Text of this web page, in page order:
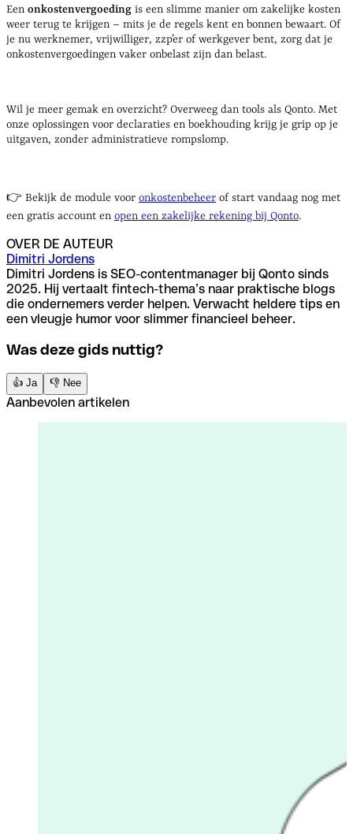
Een onkostenvergoeding is een slimme manier om zakelijke kosten
weer terug te krijgen – mits je de regels kent en bonnen bewaart. Of
je nu werknemer, vrijwilliger, zzp’er of werkgever bent, zorg dat je
onkostenvergoedingen vaker onbelast zijn dan belast.
Wil je meer gemak en overzicht? Overweeg dan tools als Qonto. Met
onze oplossingen voor declaraties en boekhouding krijg je grip op je
uitgaven, zonder administratieve rompslomp.
👉 Bekijk de module voor onkostenbeheer of start vandaag nog met
een gratis account en open een zakelijke rekening bij Qonto.
OVER DE AUTEUR
Dimitri Jordens
Dimitri Jordens is SEO-contentmanager bij Qonto sinds
2025. Hij vertaalt fintech-thema’s naar praktische blogs
die ondernemers verder helpen. Verwacht heldere tips en
een vleugje humor voor slimmer financieel beheer.
Was deze gids nuttig?
👍 Ja 👎 Nee
Aanbevolen artikelen